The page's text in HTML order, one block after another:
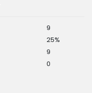
9
25%
9
0